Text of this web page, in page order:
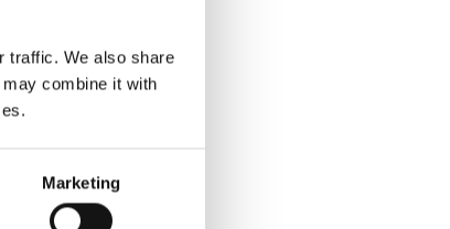
traffic. We also share
combine it with
Marketing
is